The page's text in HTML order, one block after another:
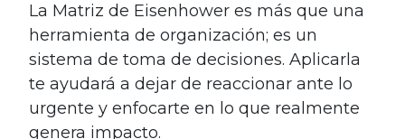
La Matriz de Eisenhower es más que una
herramienta de organización; es un
sistema de toma de decisiones. Aplicarla
te ayudará a dejar de reaccionar ante lo
urgente y enfocarte en lo que realmente
genera impacto.